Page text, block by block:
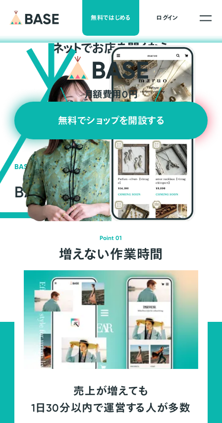
無料ではじめる ログイン
ネットでお店を開くなら
月額費用0円
無料でショップを開設する
BASEの強み
BASEが強い3つの理由
Point 01
増えない作業時間
売上が増えても
1日30分以内で運営する人が多数